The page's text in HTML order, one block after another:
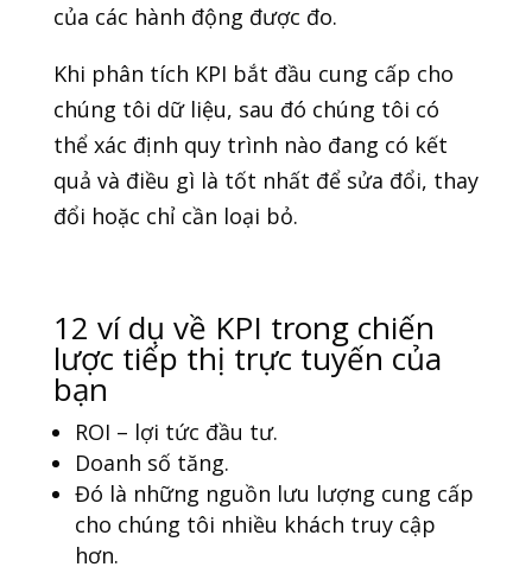
của các hành động được đo.
Khi phân tích KPI bắt đầu cung cấp cho
chúng tôi dữ liệu, sau đó chúng tôi có
thể xác định quy trình nào đang có kết
quả và điều gì là tốt nhất để sửa đổi, thay
đổi hoặc chỉ cần loại bỏ.
12 ví dụ về KPI trong chiến
lược tiếp thị trực tuyến của
bạn
ROI – lợi tức đầu tư.
Doanh số tăng.
Đó là những nguồn lưu lượng cung cấp
cho chúng tôi nhiều khách truy cập
hơn.